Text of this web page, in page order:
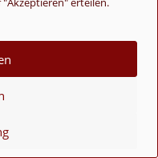
erteilen.